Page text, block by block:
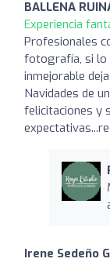
BALLENA
Experiencia
Profesionales
fotografía, si lo
inmejorable
Navidades de
felicitaciones y
Irene Sedeño